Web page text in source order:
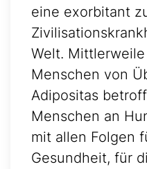
eine exorbitant
Welt.
Menschen von
Adipositas
Menschen an
mit allen Folgen
Gesundheit, für